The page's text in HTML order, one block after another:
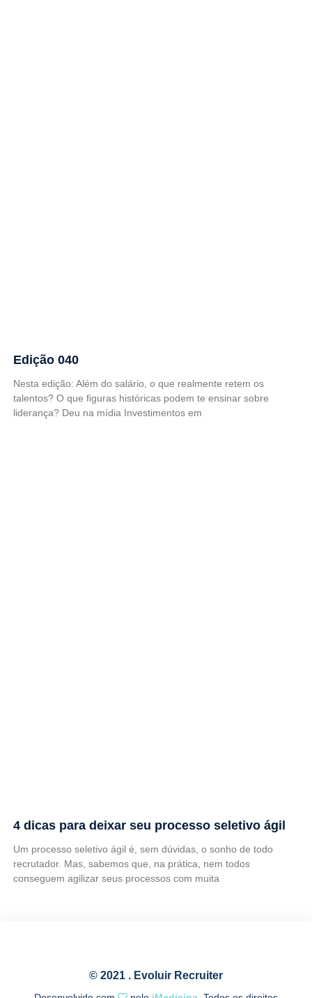
Edição 040
Nesta edição: Além do salário, o que realmente retem os
talentos? O que figuras históricas podem te ensinar sobre
liderança? Deu na mídia Investimentos em
4 dicas para deixar seu processo seletivo ágil
Um processo seletivo ágil é, sem dúvidas, o sonho de todo
recrutador. Mas, sabemos que, na prática, nem todos
conseguem agilizar seus processos com muita
© 2021 . Evoluir Recruiter